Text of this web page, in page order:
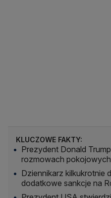
KLUCZOWE FAKTY:
Prezydent Donald
rozmowach
Dziennikarz kilkukrotnie
dodatkowe sankcje na